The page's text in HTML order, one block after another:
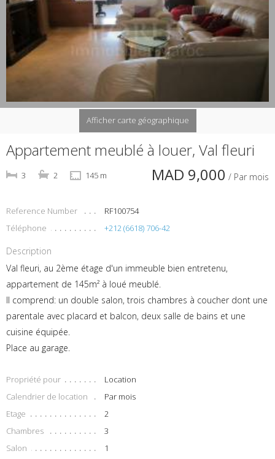
Afficher carte géographique
Appartement meublé à louer, Val fleuri
MAD 9,000 / Par mois
3 2 145 m
Reference Number
RF100754
Téléphone
+212 (6618) 706-42
Description
Val fleuri, au 2ème étage d'un immeuble bien entretenu,
appartement de 145m² à loué meublé.
Il comprend: un double salon, trois chambres à coucher dont une
parentale avec placard et balcon, deux salle de bains et une
cuisine équipée.
Place au garage.
Propriété pour
Location
Calendrier de location
Par mois
Etage
2
Chambres
3
Salon
1